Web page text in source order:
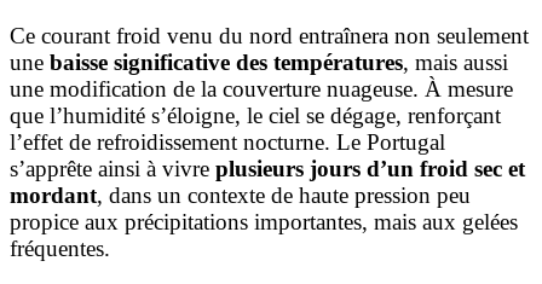
Ce courant froid venu du nord entraînera non seulement
une baisse significative des températures, mais aussi
une modification de la couverture nuageuse. À mesure
que l’humidité s’éloigne, le ciel se dégage, renforçant
l’effet de refroidissement nocturne. Le Portugal
s’apprête ainsi à vivre plusieurs jours d’un froid sec et
mordant, dans un contexte de haute pression peu
propice aux précipitations importantes, mais aux gelées
fréquentes.